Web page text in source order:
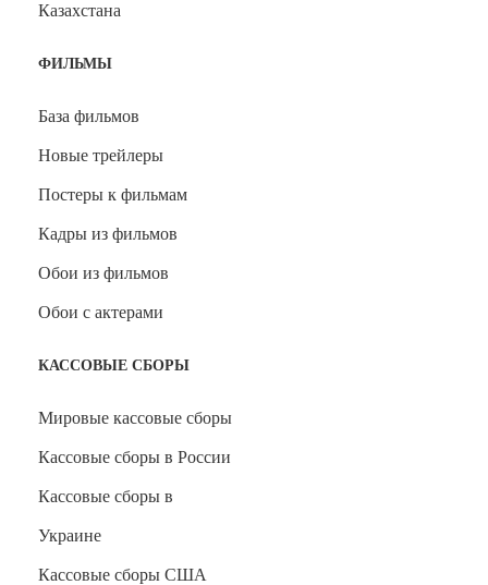
Казахстана
ФИЛЬМЫ
База фильмов
Новые трейлеры
Постеры к фильмам
Кадры из фильмов
Обои из фильмов
Обои с актерами
КАССОВЫЕ СБОРЫ
Мировые кассовые сборы
Кассовые сборы в России
Кассовые сборы в
Украине
Кассовые сборы США